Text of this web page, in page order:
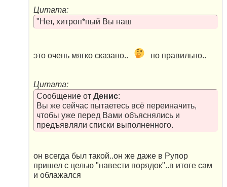
Цитата:
"Нет, хитроп*пый Вы наш
это очень мягко сказано.. но правильно..
Цитата:
Сообщение от Денис:
Вы же сейчас пытаетесь всё переиначить,
чтобы уже перед Вами объяснялись и
предъявляли списки выполненного.
он всегда был такой..он же даже в Рупор
пришел с целью "навести порядок"..в итоге сам
и облажался